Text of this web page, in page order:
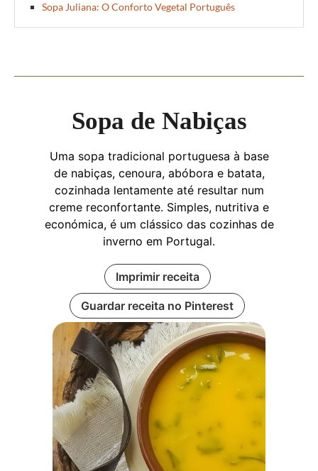
Sopa Juliana: O Conforto Vegetal Português
Sopa de Nabiças
Uma sopa tradicional portuguesa à base
de nabiças, cenoura, abóbora e batata,
cozinhada lentamente até resultar num
creme reconfortante. Simples, nutritiva e
económica, é um clássico das cozinhas de
inverno em Portugal.
Imprimir receita
Guardar receita no Pinterest